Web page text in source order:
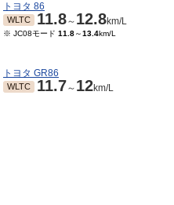
トヨタ 86
WLTC 11.8～ 12.8km/L
※ JC08モード 11.8～13.4km/L
トヨタ GR86
WLTC 11.7～ 12km/L